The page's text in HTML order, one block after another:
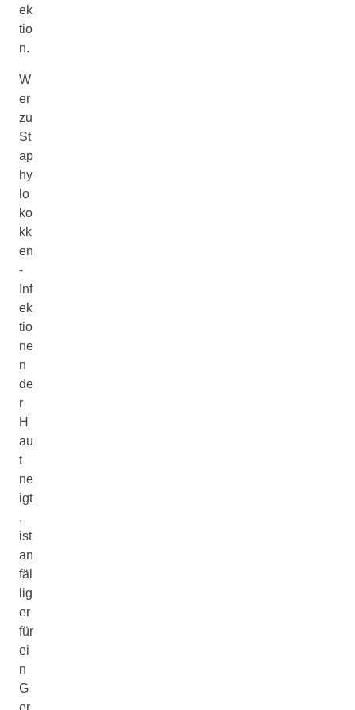
ek
tio
n.
W
er
zu
St
ap
hy
lo
ko
kk
en
-
Inf
ek
tio
ne
n
de
r
H
au
t
ne
igt
,
ist
an
fäl
lig
er
für
ei
n
G
er